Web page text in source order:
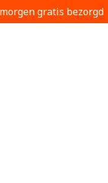
gratis bezorgd